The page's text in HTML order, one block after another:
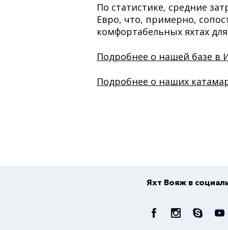
По статистике, средние
Евро, что, примерно,
комфортабельных яхтах
Подробнее о нашей базе в
Подробнее о наших
Яхт Вояж в